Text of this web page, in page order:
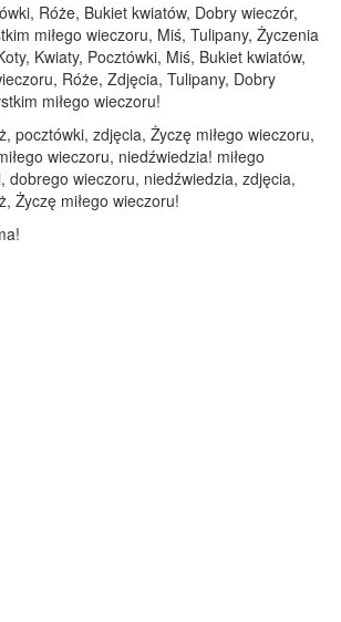
Róże, Bukiet kwiatów, Dobry wieczór,
miłego wieczoru, Miś, Tulipany, Życzenia
Kwiaty, Pocztówki, Miś, Bukiet kwiatów,
Róże, Zdjęcia, Tulipany, Dobry
miłego wieczoru!
pocztówki, zdjęcia, Życzę miłego wieczoru,
wieczoru, niedźwiedzia! miłego
dobrego wieczoru, niedźwiedzia, zdjęcia,
Życzę miłego wieczoru!